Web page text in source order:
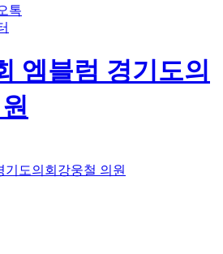
톡
경기도의
기도의회 강웅철 의원